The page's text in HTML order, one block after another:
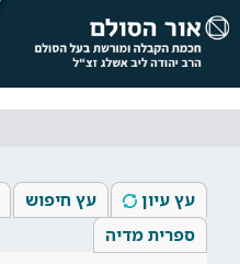
עץ עיון עץ חיפוש
ספרית מדיה